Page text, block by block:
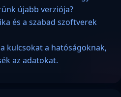
újabb verziója?
és a szabad szoftverek
kulcsokat a hatóságoknak,
az adatokat.